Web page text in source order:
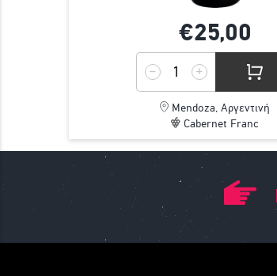
€25,00
Mendoza, Αργεντινή
Cabernet Franc